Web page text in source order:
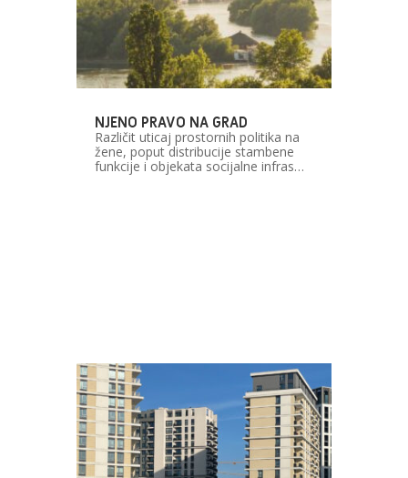
NJENO PRAVO NA GRAD
Različit uticaj prostornih politika na
žene, poput distribucije stambene
funkcije i objekata socijalne infras…